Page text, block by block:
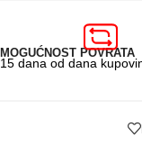
MOGUĆNOST POVRATA
15 dana od dana